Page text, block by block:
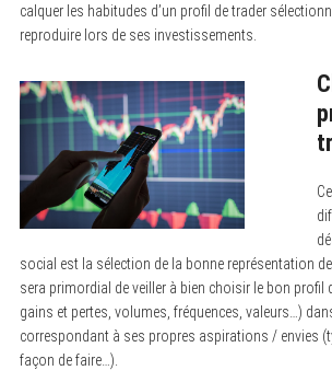
calquer les habitudes d’un profil de trader
reproduire lors de ses investissements.
social est la sélection de la bonne représentation
sera primordial de veiller à bien choisir le bon profil
gains et pertes, volumes, fréquences, valeurs…)
correspondant à ses propres aspirations / envies
façon de faire…).